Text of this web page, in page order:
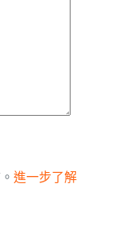
進一步了解